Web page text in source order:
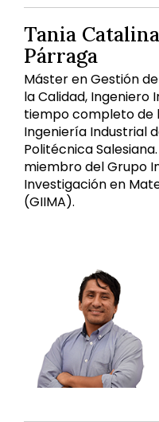
Tania
Párraga
Máster en Gestión
la Calidad, Ingeniero
tiempo completo de
Ingeniería Industrial
Politécnica
miembro del Grupo
Investigación en
(GIIMA).